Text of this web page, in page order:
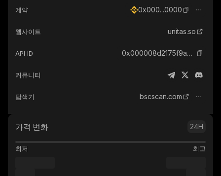
계약 0x000...0000
웹사이트 unitas.so
API ID 0x000008d2175f9aeaddb2430c26f8a6f73c5a0000_binance_smart
커뮤니티
탐색기 bscscan.com
가격 변화 24H
최저 최고